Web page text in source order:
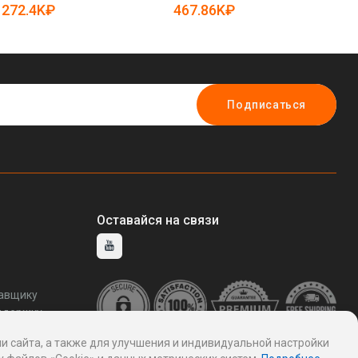
планированием на колесах
272.4K₽
интеллектуальным
467.86K₽
Подписаться
Оставайся на связи
а также для улучшения и индивидуальной настройки